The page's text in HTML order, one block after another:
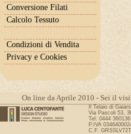
Conversione Filati
Calcolo Tessuto
Condizioni di Vendita
Privacy e Cookies
On line da Aprile 2010 - Sei il
Il Telaio di
Via Pascoli 53,
Tel: 0444 360136
P.IVA
C.F.